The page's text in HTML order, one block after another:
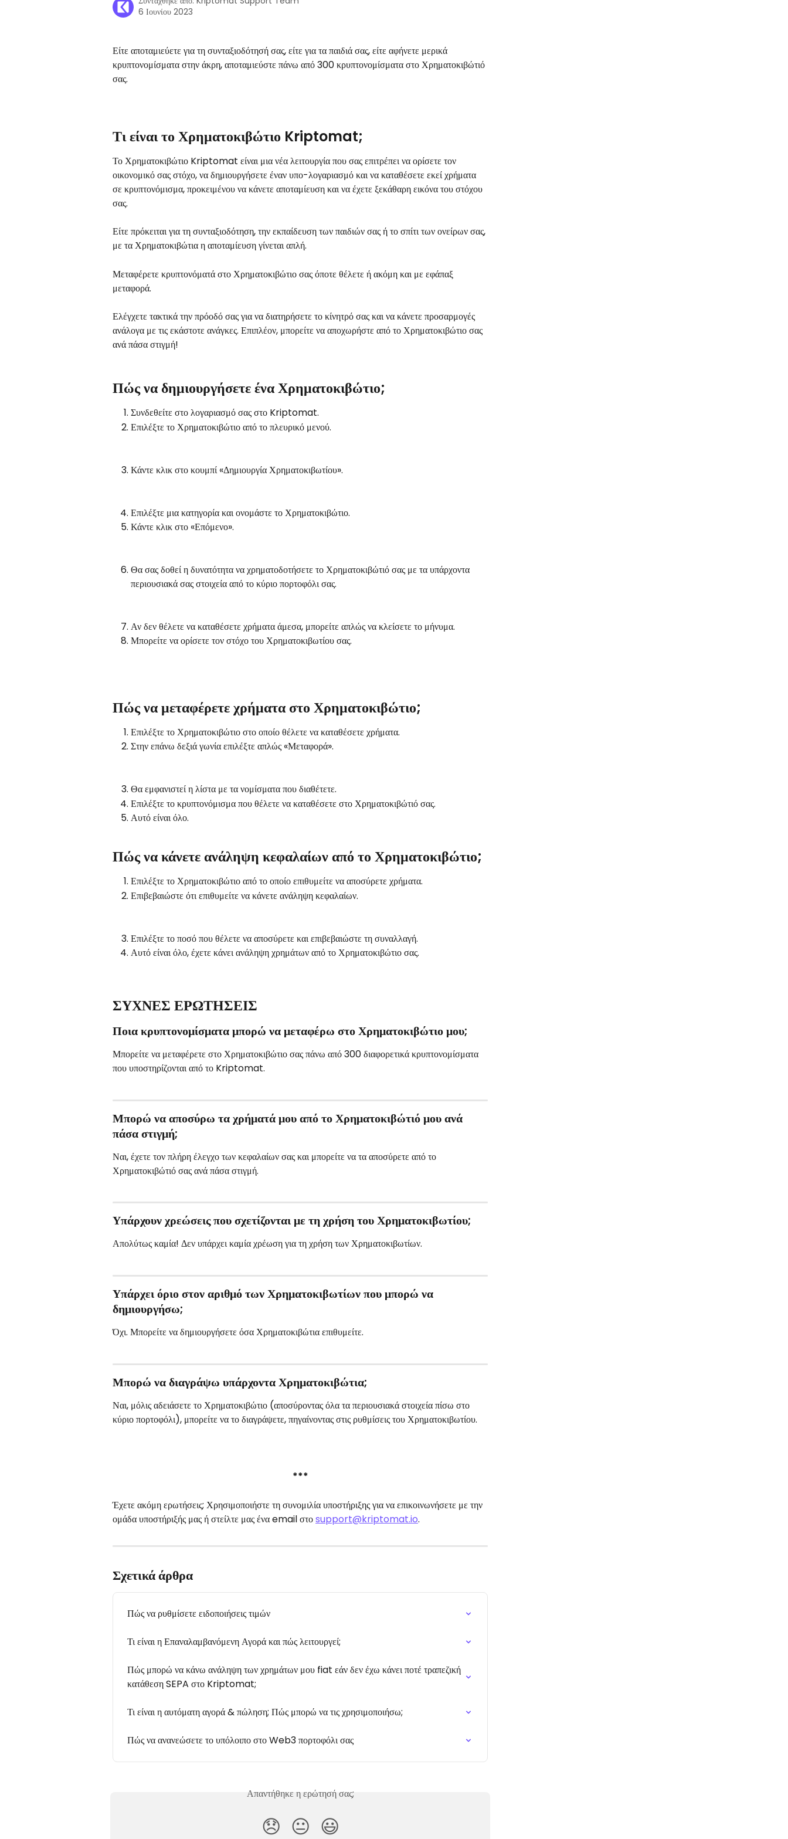
6 Ιουνίου 2023
Είτε αποταμιεύετε για τη συνταξιοδότησή σας, είτε για τα παιδιά σας, είτε αφήνετε μερικά
κρυπτονομίσματα στην άκρη, αποταμιεύστε πάνω από 300 κρυπτονομίσματα στο Χρηματοκιβώτιό
σας.
Τι είναι το Χρηματοκιβώτιο Kriptomat;
Το Χρηματοκιβώτιο Kriptomat είναι μια νέα λειτουργία που σας επιτρέπει να ορίσετε τον
οικονομικό σας στόχο, να δημιουργήσετε έναν υπο-λογαριασμό και να καταθέσετε εκεί χρήματα
σε κρυπτονόμισμα, προκειμένου να κάνετε αποταμίευση και να έχετε ξεκάθαρη εικόνα του στόχου
σας.
Είτε πρόκειται για τη συνταξιοδότηση, την εκπαίδευση των παιδιών σας ή το σπίτι των ονείρων σας,
με τα Χρηματοκιβώτια η αποταμίευση γίνεται απλή.
Μεταφέρετε κρυπτονόματά στο Χρηματοκιβώτιο σας όποτε θέλετε ή ακόμη και με εφάπαξ
μεταφορά.
Ελέγχετε τακτικά την πρόοδό σας για να διατηρήσετε το κίνητρό σας και να κάνετε προσαρμογές
ανάλογα με τις εκάστοτε ανάγκες. Επιπλέον, μπορείτε να αποχωρήστε από το Χρηματοκιβώτιο σας
ανά πάσα στιγμή!
Πώς να δημιουργήσετε ένα Χρηματοκιβώτιο;
Συνδεθείτε στο λογαριασμό σας στο Kriptomat.
Επιλέξτε το Χρηματοκιβώτιο από το πλευρικό μενού.
Κάντε κλικ στο κουμπί «Δημιουργία Χρηματοκιβωτίου».
Επιλέξτε μια κατηγορία και ονομάστε το Χρηματοκιβώτιο.
Κάντε κλικ στο «Επόμενο».
Θα σας δοθεί η δυνατότητα να χρηματοδοτήσετε το Χρηματοκιβώτιό σας με τα υπάρχοντα
περιουσιακά σας στοιχεία από το κύριο πορτοφόλι σας.
Αν δεν θέλετε να καταθέσετε χρήματα άμεσα, μπορείτε απλώς να κλείσετε το μήνυμα.
Μπορείτε να ορίσετε τον στόχο του Χρηματοκιβωτίου σας.
Πώς να μεταφέρετε χρήματα στο Χρηματοκιβώτιο;
Επιλέξτε το Χρηματοκιβώτιο στο οποίο θέλετε να καταθέσετε χρήματα.
Στην επάνω δεξιά γωνία επιλέξτε απλώς «Μεταφορά».
Θα εμφανιστεί η λίστα με τα νομίσματα που διαθέτετε.
Επιλέξτε το κρυπτονόμισμα που θέλετε να καταθέσετε στο Χρηματοκιβώτιό σας.
Αυτό είναι όλο.
Πώς να κάνετε ανάληψη κεφαλαίων από το Χρηματοκιβώτιο;
Επιλέξτε το Χρηματοκιβώτιο από το οποίο επιθυμείτε να αποσύρετε χρήματα.
Επιβεβαιώστε ότι επιθυμείτε να κάνετε ανάληψη κεφαλαίων.
Επιλέξτε το ποσό που θέλετε να αποσύρετε και επιβεβαιώστε τη συναλλαγή.
Αυτό είναι όλο, έχετε κάνει ανάληψη χρημάτων από το Χρηματοκιβώτιο σας.
ΣΥΧΝΕΣ ΕΡΩΤΗΣΕΙΣ
Ποια κρυπτονομίσματα μπορώ να μεταφέρω στο Χρηματοκιβώτιο μου;
Μπορείτε να μεταφέρετε στο Χρηματοκιβώτιο σας πάνω από 300 διαφορετικά κρυπτονομίσματα
που υποστηρίζονται από το Kriptomat.
Μπορώ να αποσύρω τα χρήματά μου από το Χρηματοκιβώτιό μου ανά
πάσα στιγμή;
Ναι, έχετε τον πλήρη έλεγχο των κεφαλαίων σας και μπορείτε να τα αποσύρετε από το
Χρηματοκιβώτιό σας ανά πάσα στιγμή.
Υπάρχουν χρεώσεις που σχετίζονται με τη χρήση του Χρηματοκιβωτίου;
Απολύτως καμία! Δεν υπάρχει καμία χρέωση για τη χρήση των Χρηματοκιβωτίων.
Υπάρχει όριο στον αριθμό των Χρηματοκιβωτίων που μπορώ να
δημιουργήσω;
Όχι. Μπορείτε να δημιουργήσετε όσα Χρηματοκιβώτια επιθυμείτε.
Μπορώ να διαγράψω υπάρχοντα Χρηματοκιβώτια;
Ναι, μόλις αδειάσετε το Χρηματοκιβώτιο (αποσύροντας όλα τα περιουσιακά στοιχεία πίσω στο
κύριο πορτοφόλι), μπορείτε να το διαγράψετε, πηγαίνοντας στις ρυθμίσεις του Χρηματοκιβωτίου.
***
Έχετε ακόμη ερωτήσεις; Χρησιμοποιήστε τη συνομιλία υποστήριξης για να επικοινωνήσετε με την
ομάδα υποστήριξής μας ή στείλτε μας ένα email στο support@kriptomat.io.
Σχετικά άρθρα
Πώς να ρυθμίσετε ειδοποιήσεις τιμών
Τι είναι η Επαναλαμβανόμενη Αγορά και πώς λειτουργεί;
Πώς μπορώ να κάνω ανάληψη των χρημάτων μου fiat εάν δεν έχω κάνει ποτέ τραπεζική
κατάθεση SEPA στο Kriptomat;
Τι είναι η αυτόματη αγορά & πώληση; Πώς μπορώ να τις χρησιμοποιήσω;
Πώς να ανανεώσετε το υπόλοιπο στο Web3 πορτοφόλι σας
Απαντήθηκε η ερώτησή σας;
😞 😐 😃